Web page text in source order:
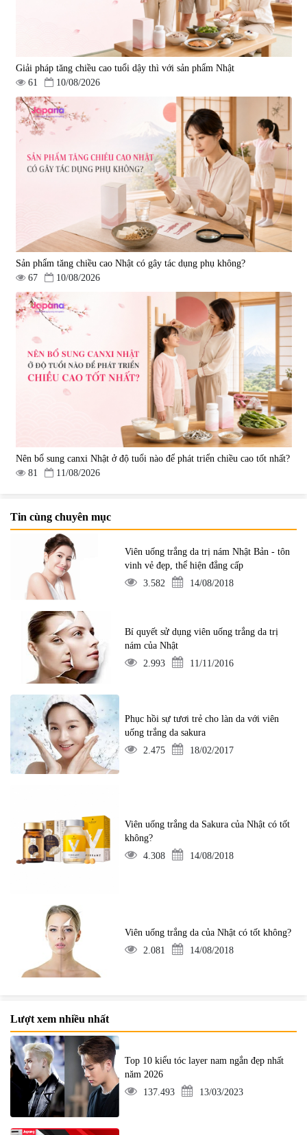
Giải pháp tăng chiều cao tuổi dậy thì với sản phẩm Nhật
61
10/08/2026
Sản phẩm tăng chiều cao Nhật có gây tác dụng phụ không?
67
10/08/2026
Nên bổ sung canxi Nhật ở độ tuổi nào để phát triển chiều cao tốt nhất?
81
11/08/2026
Tin cùng chuyên mục
Viên uống trắng da trị nám Nhật Bản - tôn
vinh vẻ đẹp, thể hiện đẳng cấp
3.582
14/08/2018
Bí quyết sử dụng viên uống trắng da trị
nám của Nhật
2.993
11/11/2016
Phục hồi sự tươi trẻ cho làn da với viên
uống trắng da sakura
2.475
18/02/2017
Viên uống trắng da Sakura của Nhật có tốt
không?
4.308
14/08/2018
Viên uống trắng da của Nhật có tốt không?
2.081
14/08/2018
Lượt xem nhiều nhất
Top 10 kiểu tóc layer nam ngắn đẹp nhất
năm 2026
137.493
13/03/2023